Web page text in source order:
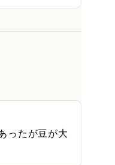
ったが豆が大